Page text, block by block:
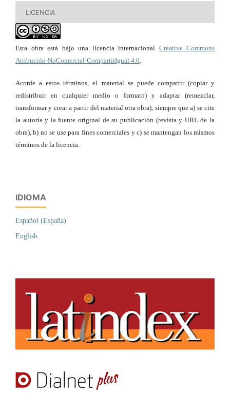
LICENCIA
Esta obra está bajo una licencia internacional Creative Commons
Atribución-NoComercial-CompartirIgual 4.0.
Acorde a estos términos, el material se puede compartir (copiar y
redistribuir en cualquier medio o formato) y adaptar (remezclar,
transformar y crear a partir del material otra obra), siempre que a) se cite
la autoría y la fuente original de su publicación (revista y URL de la
obra), b) no se use para fines comerciales y c) se mantengan los mismos
términos de la licencia.
IDIOMA
Español (España)
English